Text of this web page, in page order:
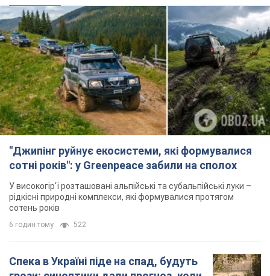
"Джипінг руйнує екосистеми, які формувалися
сотні років": у Greenpeace забили на сполох
У високогір'ї розташовані альпійські та субальпійські луки –
рідкісні природні комплекси, які формувалися протягом
сотень років
6 годин тому 522
Спека в Україні піде на спад, будуть